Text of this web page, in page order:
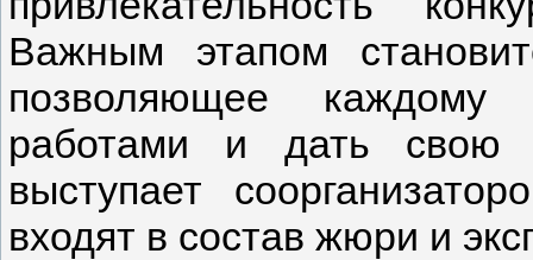
Важным этапом
позволяющее
работами и дать свою
выступает
входят в состав жюри и